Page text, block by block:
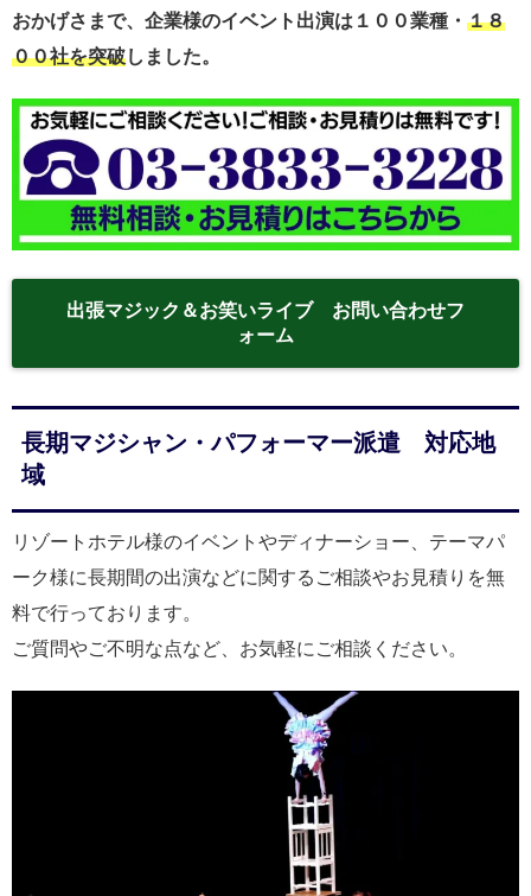
おかげさまで、企業様のイベント出演は１００業種・ １８
００社を突破しました。
出張マジック＆お笑いライブ お問い合わせフ
ォーム
長期マジシャン・パフォーマー派遣 対応地
域
リゾートホテル様のイベントやディナーショー、テーマパ
ーク様に長期間の出演などに関するご相談やお見積りを無
料で行っております。
ご質問やご不明な点など、お気軽にご相談ください。